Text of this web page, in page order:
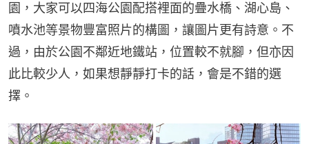
園，大家可以四海公園配搭裡面的疊水橋、湖心島、
噴水池等景物豐富照片的構圖，讓圖片更有詩意。不
過，由於公園不鄰近地鐵站，位置較不就腳，但亦因
此比較少人，如果想靜靜打卡的話，會是不錯的選
擇。